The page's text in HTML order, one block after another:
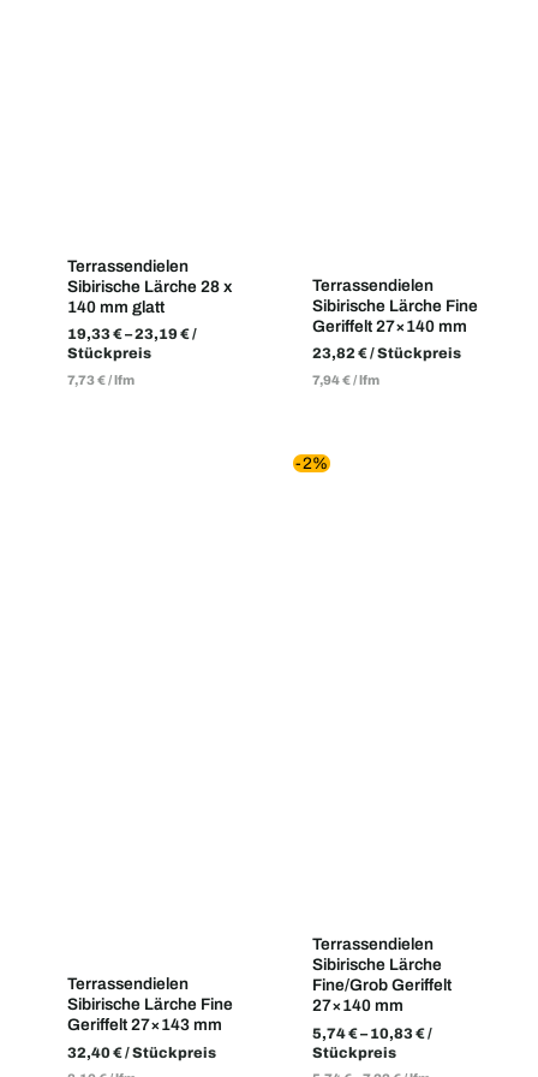
Terrassendielen
Sibirische Lärche 28 x
140 mm glatt
19,33€–23,19€/
Stückpreis
7,73€/lfm
Terrassendielen
Sibirische Lärche Fine
Geriffelt 27×140 mm
23,82€/ Stückpreis
7,94€/lfm
Terrassendielen
Sibirische Lärche Fine
Geriffelt 27×143 mm
32,40€/ Stückpreis
-2%
Terrassendielen
Sibirische Lärche
Fine/Grob Geriffelt
27×140 mm
5,74€–10,83€/
Stückpreis